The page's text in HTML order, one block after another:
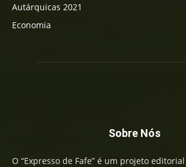
Autárquicas 2021
Economia
Sobre Nós
O “Expresso de Fafe” é um projeto